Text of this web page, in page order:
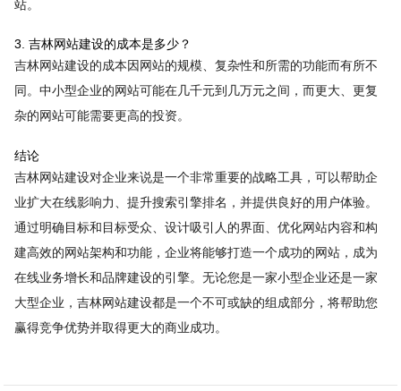
站。
3. 吉林网站建设的成本是多少？
吉林网站建设的成本因网站的规模、复杂性和所需的功能而有所不
同。中小型企业的网站可能在几千元到几万元之间，而更大、更复
杂的网站可能需要更高的投资。
结论
吉林网站建设对企业来说是一个非常重要的战略工具，可以帮助企
业扩大在线影响力、提升搜索引擎排名，并提供良好的用户体验。
通过明确目标和目标受众、设计吸引人的界面、优化网站内容和构
建高效的网站架构和功能，企业将能够打造一个成功的网站，成为
在线业务增长和品牌建设的引擎。无论您是一家小型企业还是一家
大型企业，吉林网站建设都是一个不可或缺的组成部分，将帮助您
赢得竞争优势并取得更大的商业成功。